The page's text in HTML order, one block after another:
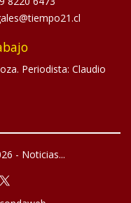
Periodista: Claudio
- Noticias...